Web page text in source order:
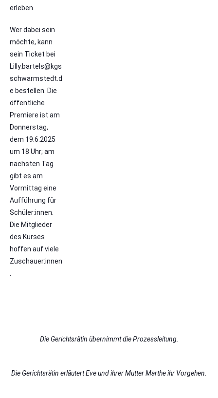
erleben.
Wer dabei sein
möchte, kann
sein Ticket bei
Lilly.bartels@kgs
schwarmstedt.d
e bestellen. Die
öffentliche
Premiere ist am
Donnerstag,
dem 19.6.2025
um 18 Uhr; am
nächsten Tag
gibt es am
Vormittag eine
Aufführung für
Schüler:innen.
Die Mitglieder
des Kurses
hoffen auf viele
Zuschauer:innen
Die Gerichtsrätin übernimmt die Prozessleitung.
Die Gerichtsrätin erläutert Eve und ihrer Mutter Marthe ihr Vorgehen.